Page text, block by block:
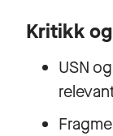
Kritikk
USN